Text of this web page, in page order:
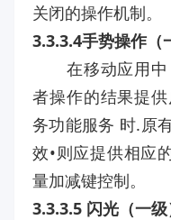
关闭的操作机制。
3.3.3.4手势操作（
在移动应用中
者操作的结果提
务功能服务 时.原
效•则应提供相应
量加减键控制。
3.3.3.5 闪光（一级